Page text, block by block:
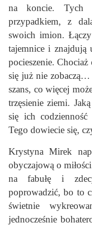
na koncie. Tych
przypadkiem, z
swoich imion.
tajemnice i znajdują
pocieszenie.
się już nie zobaczą…
szans, co więcej
trzęsienie ziemi.
się ich
Tego dowiecie się,
Krystyna Mirek
obyczajową o
na fabułę i
poprowadzić, bo to
świetnie
jednocześnie